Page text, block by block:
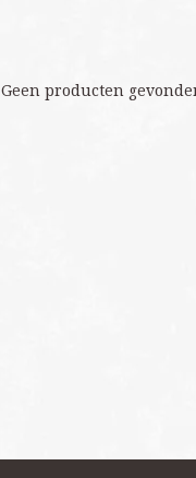
Geen producten